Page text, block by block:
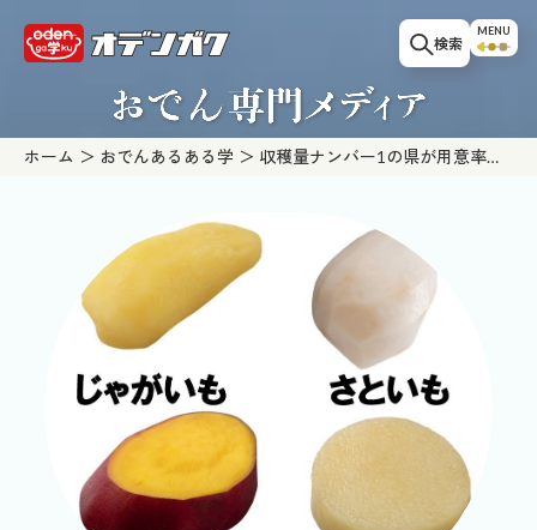
検索
MENU
ホーム おでんあるある学
収穫量ナンバー1の県が用意率最